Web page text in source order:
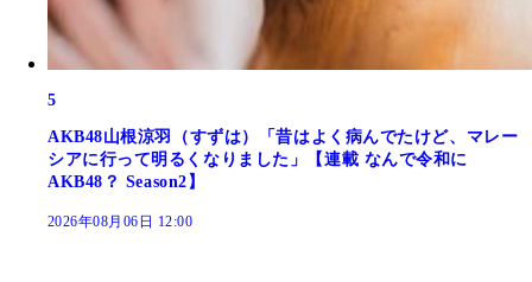
5
AKB48山根涼羽（すずは）「昔はよく病んでたけど、マレー
シアに行って明るくなりました」【連載 なんで令和に
AKB48？ Season2】
2026年08月06日 12:00